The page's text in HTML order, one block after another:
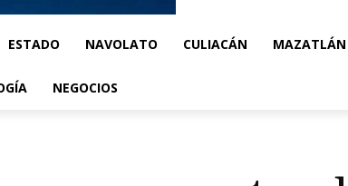
ESTADO NAVOLATO CULIACÁN MAZATLÁN
NEGOCIOS